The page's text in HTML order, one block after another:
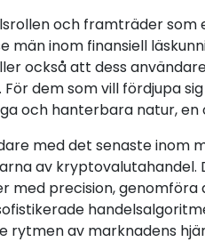
och framträder som
inom finansiell
också att dess
dem som vill fördjupa
och hanterbara natur, en
med det senaste inom
av kryptovalutahandel.
med precision,
rytmen av marknadens